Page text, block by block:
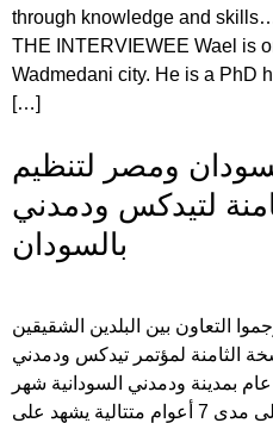
through knowledge and
THE INTERVIEWEE Wael is
Wadmedani city. He is a PhD
[…]
ومصر لتنظيم
لتيدكس ودمدني
بالسودان
التعاون بين البلدين الشقيقين
الثامنة لمؤتمر تيدكس ودمدني
بمدينة ودمدني السودانية شهر
مختلف ومتميز وذلك لأنه على مدى 7 أعوام متتالية يشهد على